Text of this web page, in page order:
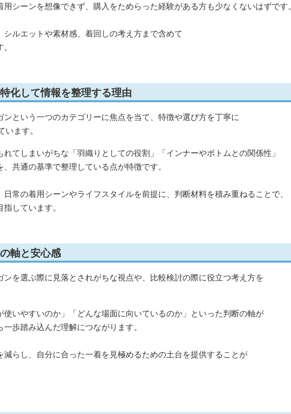
シーンを想像できず、購入をためらった経験がある方も少なくないはずです。
ルエットや素材感、着回しの考え方まで含めて
化して情報を整理する理由
という一つのカテゴリーに焦点を当て、特徴や選び方を丁寧に
ます。
てしまいがちな「羽織りとしての役割」「インナーやボトムとの関係性」
共通の基準で整理している点が特徴です。
常の着用シーンやライフスタイルを前提に、判断材料を積み重ねることで、
しています。
軸と安心感
を選ぶ際に見落とされがちな視点や、比較検討の際に役立つ考え方を
いやすいのか」「どんな場面に向いているのか」といった判断の軸が
歩踏み込んだ理解につながります。
らし、自分に合った一着を見極めるための土台を提供することが